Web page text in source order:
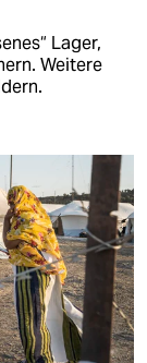
Lager,
Weitere